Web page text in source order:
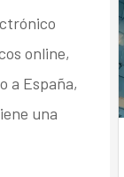
online,
a España,
una